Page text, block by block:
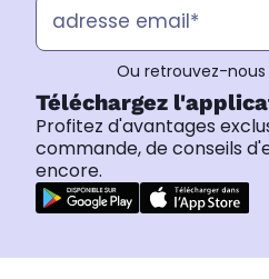
Ou retrouvez-nous
Téléchargez
Profitez d'avantages
commande, de conseils
encore.